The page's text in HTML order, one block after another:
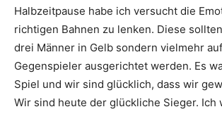
Halbzeitpause habe ich versucht die
richtigen Bahnen zu lenken. Diese
drei Männer in Gelb sondern vielmehr
Gegenspieler ausgerichtet werden. Es
Spiel und wir sind glücklich, dass wir
Wir sind heute der glückliche Sieger. Ich